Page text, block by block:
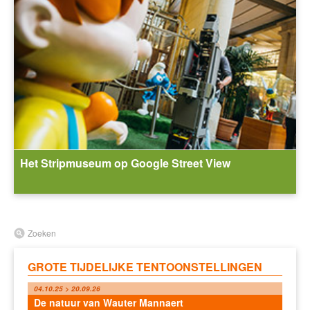
Het Stripmuseum op Google Street View
Zoeken
GROTE TIJDELIJKE TENTOONSTELLINGEN
04.10.25 > 20.09.26
De natuur van Wauter Mannaert